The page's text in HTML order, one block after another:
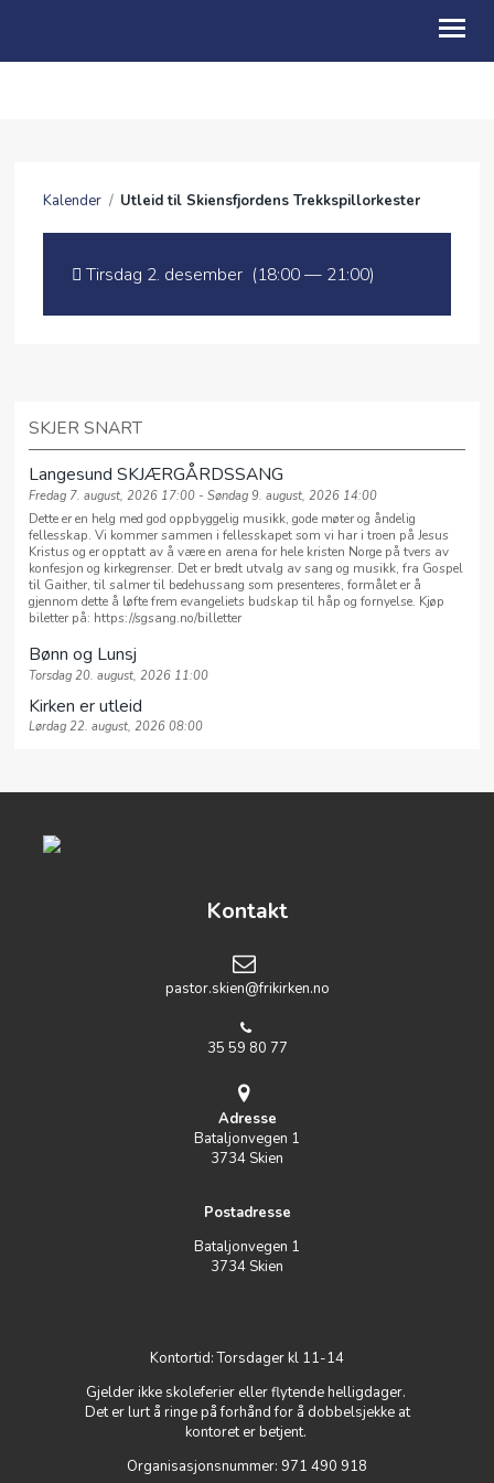
TALER
STØPERIET
Kalender / Utleid til Skiensfjordens Trekkspillorkester
Tirsdag 2. desember (18:00 — 21:00)
SKJER SNART
Langesund SKJÆRGÅRDSSANG
Fredag 7. august, 2026 17:00 - Søndag 9. august, 2026 14:00
Dette er en helg med god oppbyggelig musikk, gode møter og åndelig
fellesskap. Vi kommer sammen i fellesskapet som vi har i troen på Jesus
Kristus og er opptatt av å være en arena for hele kristen Norge på tvers av
konfesjon og kirkegrenser. Det er bredt utvalg av sang og musikk, fra Gospel
til Gaither, til salmer til bedehussang som presenteres, formålet er å
gjennom dette å løfte frem evangeliets budskap til håp og fornyelse. Kjøp
biletter på: https://sgsang.no/billetter
Bønn og Lunsj
Torsdag 20. august, 2026 11:00
Kirken er utleid
Lørdag 22. august, 2026 08:00
Kontakt
pastor.skien@frikirken.no
35 59 80 77
Adresse
Bataljonvegen 1
3734 Skien
Postadresse
Bataljonvegen 1
3734 Skien
Kontortid: Torsdager kl 11-14
Gjelder ikke skoleferier eller flytende helligdager.
Det er lurt å ringe på forhånd for å dobbelsjekke at
kontoret er betjent.
Organisasjonsnummer: 971 490 918